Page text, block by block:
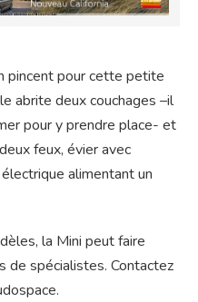
pincent pour cette petite
abrite deux couchages –il
pour y prendre place- et
feux, évier avec
alimentant un
la Mini peut faire
de spécialistes. Contactez